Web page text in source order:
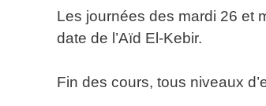
Les journées des mardi 26 et
date de l’Aïd El-Kebir.
Fin des cours, tous niveaux